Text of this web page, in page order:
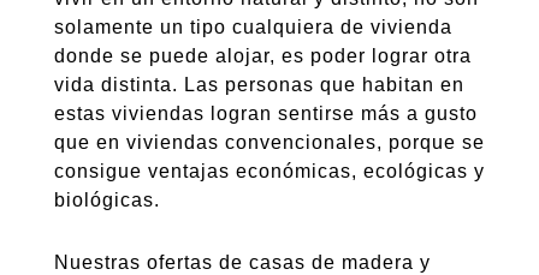
solamente un tipo cualquiera de vivienda
donde se puede alojar, es poder lograr otra
vida distinta. Las personas que habitan en
estas viviendas logran sentirse más a gusto
que en viviendas convencionales, porque se
consigue ventajas económicas, ecológicas y
biológicas.
Nuestras ofertas de casas de madera y